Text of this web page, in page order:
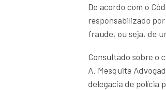
De acordo com o
responsabilizado
fraude, ou seja, de
Consultado sobre o
A. Mesquita
delegacia de polícia